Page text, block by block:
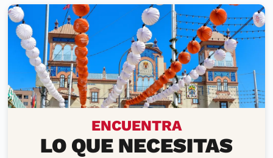
PRODUCTOS Y SERVICIOS
ENCUENTRA
LO QUE NECESITAS